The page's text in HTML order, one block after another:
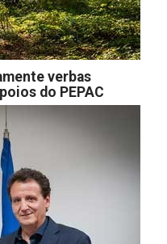
verbas
do PEPAC